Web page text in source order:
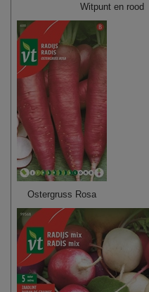
Witpunt en rood
Ostergruss Rosa